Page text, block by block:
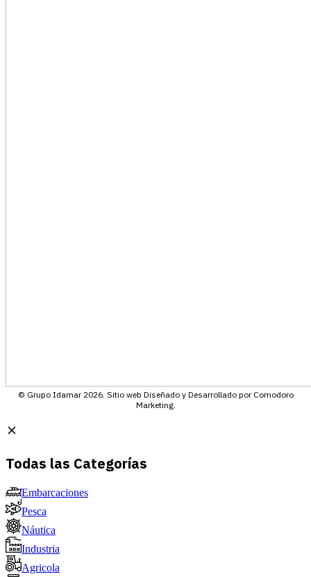
© Grupo Idamar 2026. Sitio web Diseñado y Desarrollado por Comodoro
Marketing.
Todas las Categorías
Embarcaciones
Pesca
Náutica
Industria
Agricola